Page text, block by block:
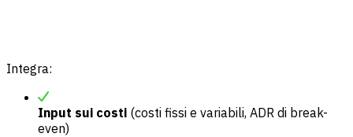
Integra:
Input sui costi (costi fissi e variabili, ADR di break-
even)